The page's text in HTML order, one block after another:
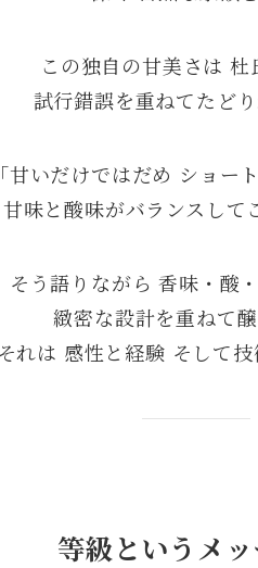
この独自の甘美さは 杜
試行錯誤を重ねてたど
「甘いだけではだめ ショー
甘味と酸味がバランスして
そう語りながら 香味・酸
緻密な設計を重ねて
それは 感性と経験 そして
等級というメ